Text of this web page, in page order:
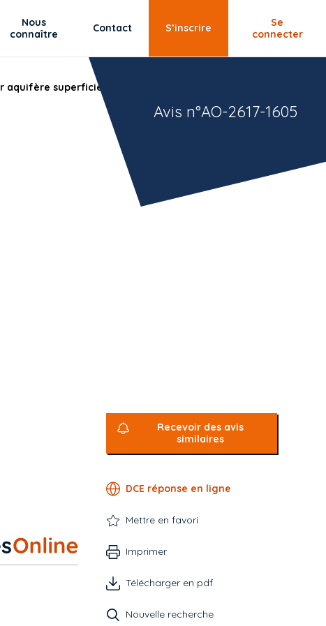
Nous
connaître
Contact S’inscrire
Se
connecter
superficiel ou sur champ de sondes
Avis n°AO-2617-1605
Recevoir des avis
similaires
DCE réponse en ligne
Mettre en favori
Imprimer
Télécharger en pdf
Nouvelle recherche